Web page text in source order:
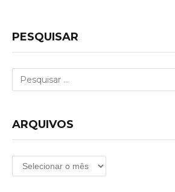
PESQUISAR
ARQUIVOS
Arquivos